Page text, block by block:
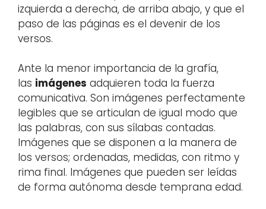
izquierda a derecha, de arriba abajo, y que el
paso de las páginas es el devenir de los
versos.
Ante la menor importancia de la grafía,
las imágenes adquieren toda la fuerza
comunicativa. Son imágenes perfectamente
legibles que se articulan de igual modo que
las palabras, con sus sílabas contadas.
Imágenes que se disponen a la manera de
los versos; ordenadas, medidas, con ritmo y
rima final. Imágenes que pueden ser leídas
de forma autónoma desde temprana edad.